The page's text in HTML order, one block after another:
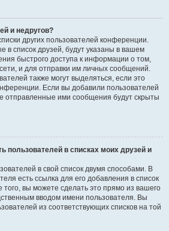
и недругов?
других пользователей конференции.
в список друзей, будут указаны в вашем
быстрого доступа к информации о том,
и для отправки им личных сообщений.
также могут выделяться, если это
Если вы добавили пользователей
отправленные ими сообщения будут скрыты
пользователей в списках моих друзей и
в свой список двумя способами. В
есть ссылка для его добавления в список
того, вы можете сделать это прямо из вашего
вводом имени пользователя. Вы
из соответствующих списков на той